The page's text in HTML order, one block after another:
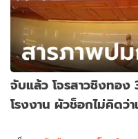
จับแล้ว โจรสาวชิงทอง
โรงงาน ผัวช็อกไม่คิดว่า